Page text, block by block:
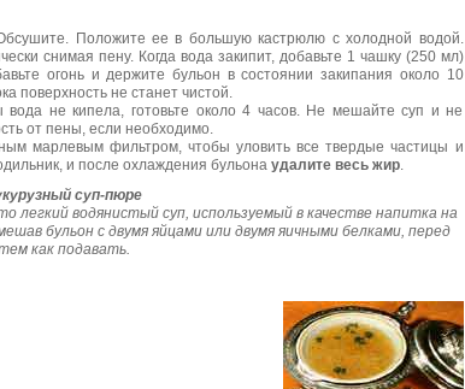
Положите ее в большую кастрюлю с холодной водой.
снимая пену. Когда вода закипит, добавьте 1 чашку (250 мл)
огонь и держите бульон в состоянии закипания около 10
поверхность не станет чистой.
вода не кипела, готовьте около 4 часов. Не мешайте суп и не
от пены, если необходимо.
марлевым фильтром, чтобы уловить все твердые частицы и
и после охлаждения бульона удалите весь жир.
суп-пюре
легкий водянистый суп, используемый в качестве напитка на
бульон с двумя яйцами или двумя яичными белками, перед
как подавать.